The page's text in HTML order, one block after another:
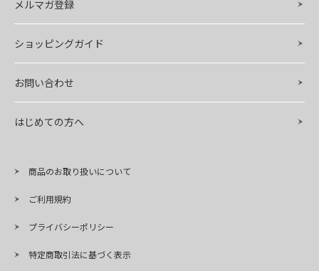
メルマガ登録
ショッピングガイド
お問い合わせ
はじめての方へ
商品のお取り扱いについて
ご利用規約
プライバシーポリシー
特定商取引法に基づく表示